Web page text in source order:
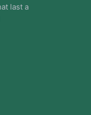
last a